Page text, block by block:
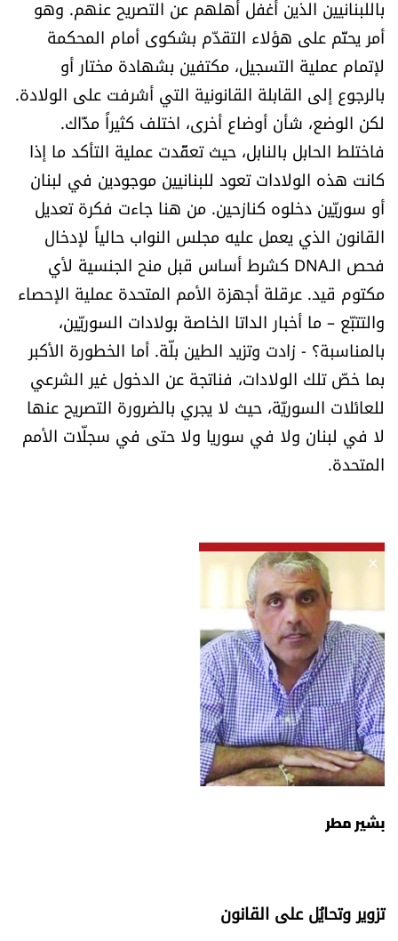
سجالات
صحّة وصحن
الرياضة
منوّعات
حظّك اليوم
للتاريخ
فيديو
من نحن
للتواصل معنا
شروط الاستخدام
باللبنانيين الذين أغفل أهلهم عن التصريح عنهم. وهو
أمر يحتّم على هؤلاء التقدّم بشكوى أمام المحكمة
لإتمام عملية التسجيل، مكتفين بشهادة مختار أو
بالرجوع إلى القابلة القانونية التي أشرفت على الولادة.
لكن الوضع، شأن أوضاع أخرى، اختلف كثيراً مذّاك.
فاختلط الحابل بالنابل، حيث تعقّدت عملية التأكد ما إذا
كانت هذه الولادات تعود للبنانيين موجودين في لبنان
أو سوريّين دخلوه كنازحين. من هنا جاءت فكرة تعديل
القانون الذي يعمل عليه مجلس النواب حالياً لإدخال
فحص الـDNA كشرط أساس قبل منح الجنسية لأي
مكتوم قيد. عرقلة أجهزة الأمم المتحدة عملية الإحصاء
والتتبّع – ما أخبار الداتا الخاصة بولادات السوريّين،
بالمناسبة؟ - زادت وتزيد الطين بلّة. أما الخطورة الأكبر
بما خصّ تلك الولادات، فناتجة عن الدخول غير الشرعي
للعائلات السوريّة، حيث لا يجري بالضرورة التصريح عنها
لا في لبنان ولا في سوريا ولا حتى في سجلّات الأمم
المتحدة.
بشير مطر
تزوير وتحايُل على القانون